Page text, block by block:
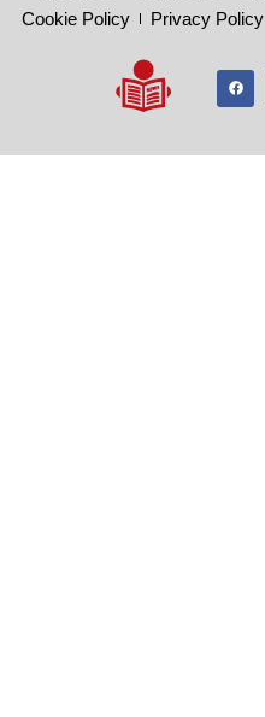
Cookie Policy
Privacy Policy